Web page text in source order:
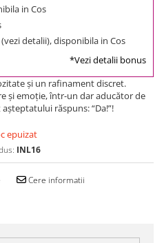
in Cos
detalii), disponibila in Cos
*Vezi detalii bonus
şi un rafinament discret.
şi emoţie, într-un dar aducător de
răspuns: “Da!”!
epuizat
INL16
Cere informatii